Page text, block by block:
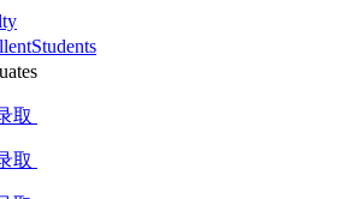
取
取